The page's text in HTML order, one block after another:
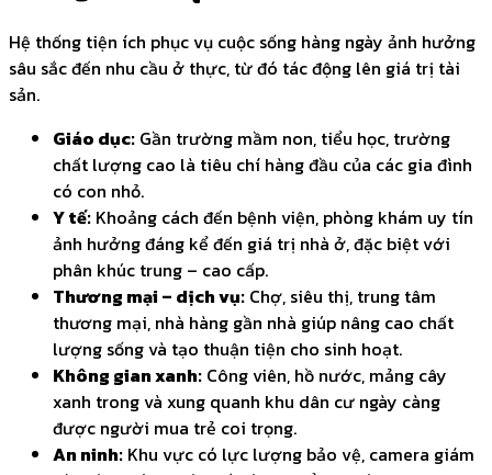
Hệ thống tiện ích phục vụ cuộc sống hàng ngày ảnh hưởng
sâu sắc đến nhu cầu ở thực, từ đó tác động lên giá trị tài
sản.
Giáo dục: Gần trường mầm non, tiểu học, trường
chất lượng cao là tiêu chí hàng đầu của các gia đình
có con nhỏ.
Y tế: Khoảng cách đến bệnh viện, phòng khám uy tín
ảnh hưởng đáng kể đến giá trị nhà ở, đặc biệt với
phân khúc trung – cao cấp.
Thương mại – dịch vụ: Chợ, siêu thị, trung tâm
thương mại, nhà hàng gần nhà giúp nâng cao chất
lượng sống và tạo thuận tiện cho sinh hoạt.
Không gian xanh: Công viên, hồ nước, mảng cây
xanh trong và xung quanh khu dân cư ngày càng
được người mua trẻ coi trọng.
An ninh: Khu vực có lực lượng bảo vệ, camera giám